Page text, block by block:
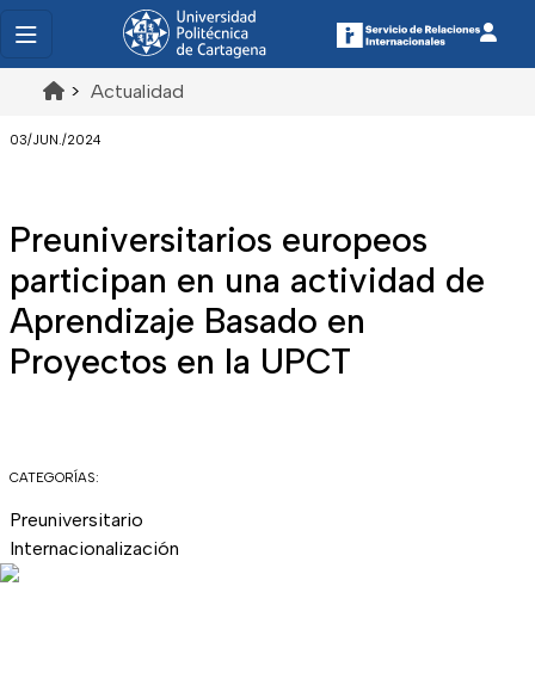
> Actualidad
03/JUN./2024
Preuniversitarios europeos
participan en una actividad de
Aprendizaje Basado en
Proyectos en la UPCT
CATEGORÍAS:
Preuniversitario
Internacionalización